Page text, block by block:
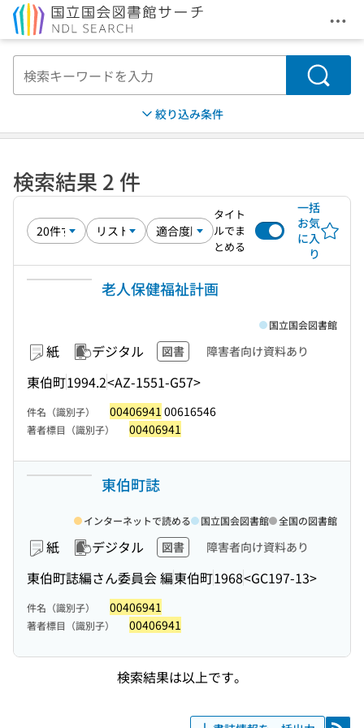
メ
検索
絞り込み条件
検索結果 2 件
タイト
ルでま
とめる
一括
お気
に入
り
老人保健福祉計画
紙 デジタル 図書 障害者向け資料あり
東伯町1994.2<AZ-1551-G57>
国立国会図書館
件名（識別子） 00406941 00616546
著者標目（識別子） 00406941
東伯町誌
紙 デジタル 図書 障害者向け資料あり
東伯町誌編さん委員会 編東伯町1968<GC197-13>
インターネットで読める 国立国会図書館 全国の図書館
件名（識別子） 00406941
著者標目（識別子） 00406941
検索結果は以上です。